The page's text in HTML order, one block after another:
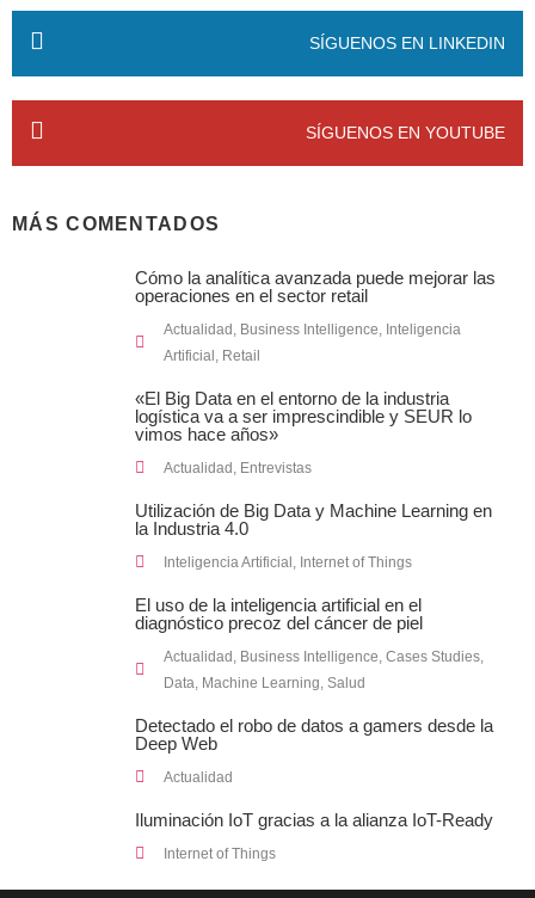
SÍGUENOS EN LINKEDIN
SÍGUENOS EN YOUTUBE
MÁS COMENTADOS
Cómo la analítica avanzada puede mejorar las
operaciones en el sector retail
Actualidad Business Intelligence Inteligencia
Artificial Retail
«El Big Data en el entorno de la industria
logística va a ser imprescindible y SEUR lo
vimos hace años»
Actualidad Entrevistas
Utilización de Big Data y Machine Learning en
la Industria 4.0
Inteligencia Artificial, Internet of Things
El uso de la inteligencia artificial en el
diagnóstico precoz del cáncer de piel
Actualidad , Business Intelligence, Cases Studies,
Data, Machine Learning, Salud
Detectado el robo de datos a gamers desde la
Deep Web
Actualidad
Iluminación IoT gracias a la alianza IoT-Ready
Internet of Things